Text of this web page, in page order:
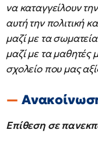
να καταγγείλουν
αυτή την πολιτική
μαζί με τα
μαζί με τα μαθητές
σχολείο που μας
Επίθεση σε